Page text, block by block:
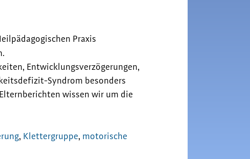
Praxis
Entwicklungsverzögerungen,
Syndrom besonders
wissen wir um die
, Klettergruppe, motorische